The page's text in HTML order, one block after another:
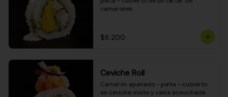
camarones
$8.200
Ceviche Roll
Camarón apanado - palta - cubierto
en ceviche mixto y salsa acevichada